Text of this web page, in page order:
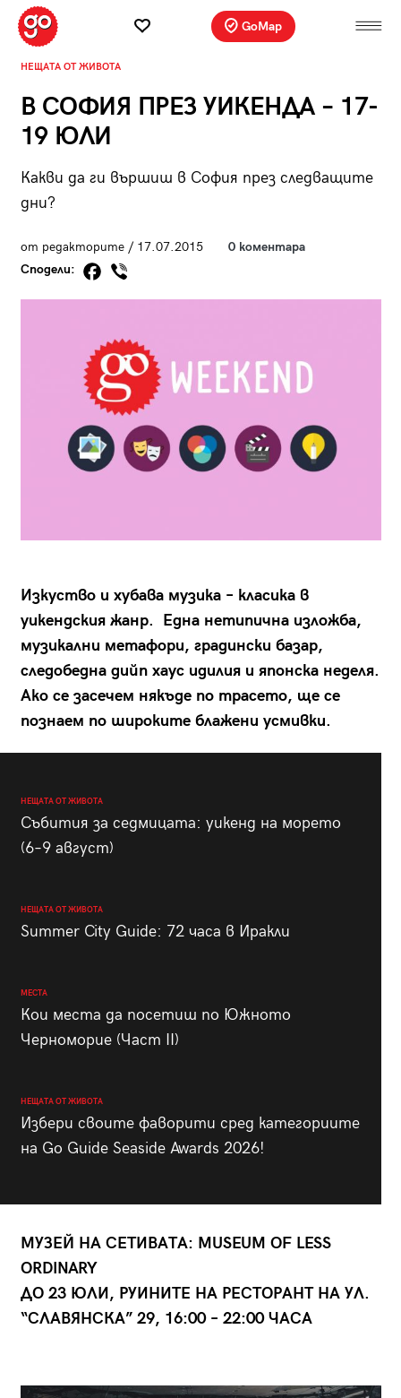
GoMap
НЕЩАТА ОТ ЖИВОТА
В СОФИЯ ПРЕЗ УИКЕНДА – 17-
19 ЮЛИ
Какви да ги вършиш в София през следващите
дни?
от редакторите / 17.07.2015
0 коментара
Сподели:
Изкуство и хубава музика – класика в
уикендския жанр. Една нетипична изложба,
музикални метафори, градински базар,
следобедна дийп хаус идилия и японска неделя.
Ако се засечем някъде по трасето, ще се
познаем по широките блажени усмивки.
НЕЩАТА ОТ ЖИВОТА
Събития за седмицата: уикенд на морето
(6–9 август)
НЕЩАТА ОТ ЖИВОТА
Summer City Guide: 72 часа в Иракли
МЕСТА
Кои места да посетиш по Южното
Черноморие (Част II)
НЕЩАТА ОТ ЖИВОТА
Избери своите фаворити сред категориите
на Go Guide Seaside Awards 2026!
МУЗЕЙ НА СЕТИВАТА: MUSEUM OF LESS
ORDINARY
ДО 23 ЮЛИ, РУИНИТЕ НА РЕСТОРАНТ НА УЛ.
“СЛАВЯНСКА” 29, 16:00 – 22:00 ЧАСА